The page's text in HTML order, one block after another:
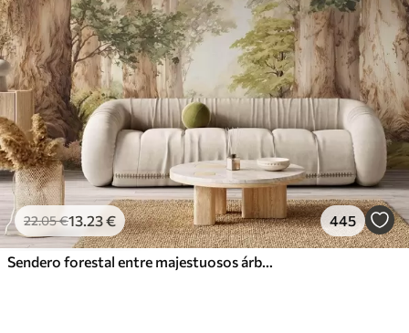
22.05€13.23€ 445
Sendero forestal entre majestuosos árboles en estilo acuarela